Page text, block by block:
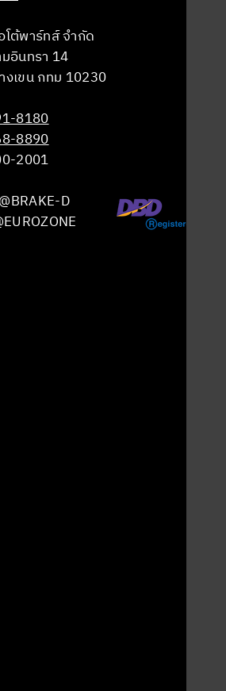
โต้พาร์ทส์ จำกัด
อินทรา 14
งเขน กทม 10230
8180
8890
2001
D